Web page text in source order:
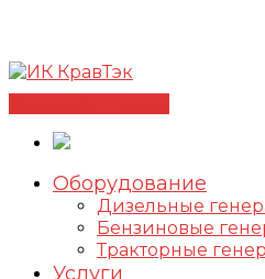
Оборудование
Дизельные
Бензиновые
Тракторные
Услуги